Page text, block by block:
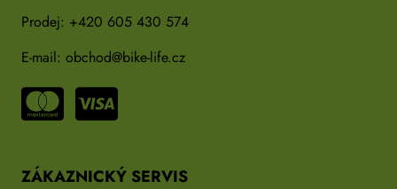
Prodej: +420 605 430 574
E-mail: obchod@bike-life.cz
ZÁKAZNICKÝ SERVIS